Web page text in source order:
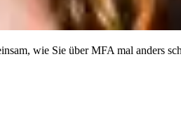
wie Sie über MFA mal anders